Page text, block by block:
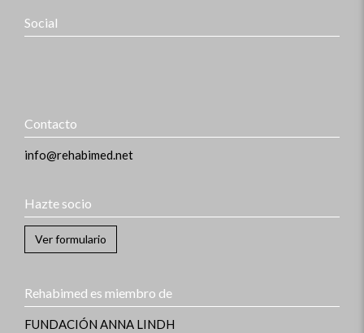
Social
Contacto
info@rehabimed.net
Hazte socio
Ver formulario
Rehabimed es miembro de
FUNDACIÓN ANNA LINDH